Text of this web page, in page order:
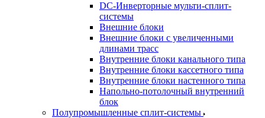
DC-Инверторные мульти-сплит-
системы
Внешние блоки
Внешние блоки с увеличенными
длинами трасс
Внутренние блоки канального типа
Внутренние блоки кассетного типа
Внутренние блоки настенного типа
Напольно-потолочный внутренний
блок
Полупромышленные сплит-системы